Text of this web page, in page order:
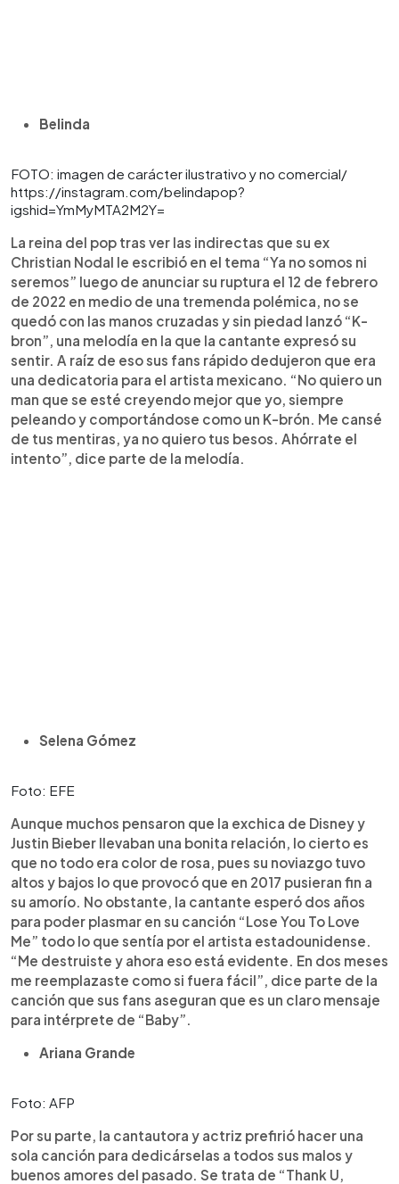
Belinda
FOTO: imagen de carácter ilustrativo y no comercial/
https://instagram.com/belindapop?
igshid=YmMyMTA2M2Y=
La reina del pop tras ver las indirectas que su ex
Christian Nodal le escribió en el tema “Ya no somos ni
seremos” luego de anunciar su ruptura el 12 de febrero
de 2022 en medio de una tremenda polémica, no se
quedó con las manos cruzadas y sin piedad lanzó “K-
bron”, una melodía en la que la cantante expresó su
sentir. A raíz de eso sus fans rápido dedujeron que era
una dedicatoria para el artista mexicano. “No quiero un
man que se esté creyendo mejor que yo, siempre
peleando y comportándose como un K-brón. Me cansé
de tus mentiras, ya no quiero tus besos. Ahórrate el
intento”, dice parte de la melodía.
Selena Gómez
Foto: EFE
Aunque muchos pensaron que la exchica de Disney y
Justin Bieber llevaban una bonita relación, lo cierto es
que no todo era color de rosa, pues su noviazgo tuvo
altos y bajos lo que provocó que en 2017 pusieran fin a
su amorío. No obstante, la cantante esperó dos años
para poder plasmar en su canción “Lose You To Love
Me” todo lo que sentía por el artista estadounidense.
“Me destruiste y ahora eso está evidente. En dos meses
me reemplazaste como si fuera fácil”, dice parte de la
canción que sus fans aseguran que es un claro mensaje
para intérprete de “Baby”.
Ariana Grande
Foto: AFP
Por su parte, la cantautora y actriz prefirió hacer una
sola canción para dedicárselas a todos sus malos y
buenos amores del pasado. Se trata de “Thank U,